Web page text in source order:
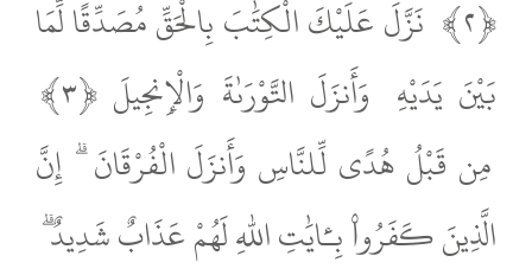
﴿٢﴾
نَزَّلَ عَلَيْكَ الْكِتَٰبَ بِالْحَقِّ مُصَدِّقًا لِّمَا
بَيْنَ يَدَيْهِ وَأَنزَلَ التَّوْرَىٰةَ وَالْإِنجِيلَ ﴿٣﴾
مِن قَبْلُ هُدًى لِّلنَّاسِ وَأَنزَلَ الْفُرْقَانَ ۗ إِنَّ
الَّذِينَ كَفَرُوا۟ بِـَٔايَٰتِ اللّٰهِ لَهُمْ عَذَابٌ شَدِيدٌ ۗ